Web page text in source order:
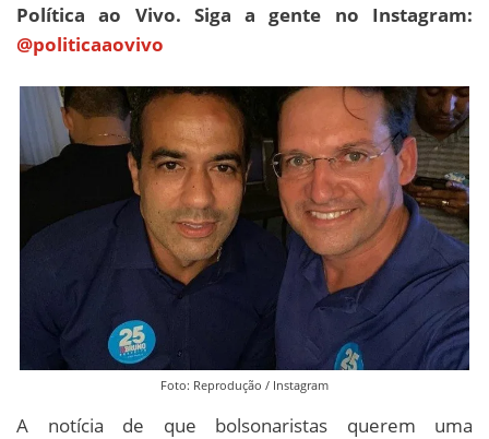
Política ao Vivo. Siga a gente no Instagram:
@politicaaovivo
Foto: Reprodução / Instagram
A notícia de que bolsonaristas querem uma